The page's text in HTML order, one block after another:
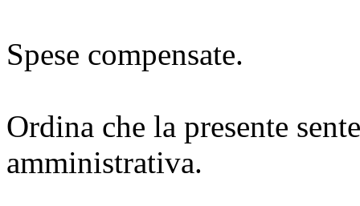
Spese compensate.
Ordina che la presente
amministrativa.